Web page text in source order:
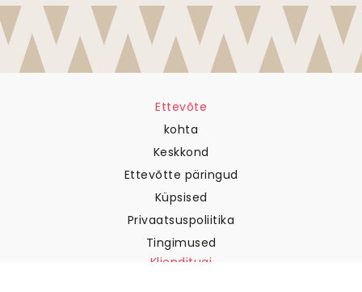
Ettevõte
kohta
Keskkond
Ettevõtte päringud
Küpsised
Privaatsuspoliitika
Tingimused
Klienditugi